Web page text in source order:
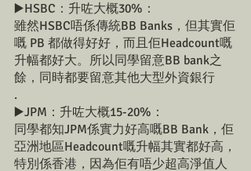
▶️HSBC：升咗大概30%：
雖然HSBC唔係傳統BB Banks，但其實佢
嘅 PB 都做得好好，而且佢Headcount嘅
升幅都好大。所以同學留意BB bank之
餘，同時都要留意其他大型外資銀行
.
▶️JPM：升咗大概15-20%：
同學都知JPM係實力好高嘅BB Bank，佢
亞洲地區Headcount嘅升幅其實都好高，
特別係香港，因為佢有唔少超高淨值人